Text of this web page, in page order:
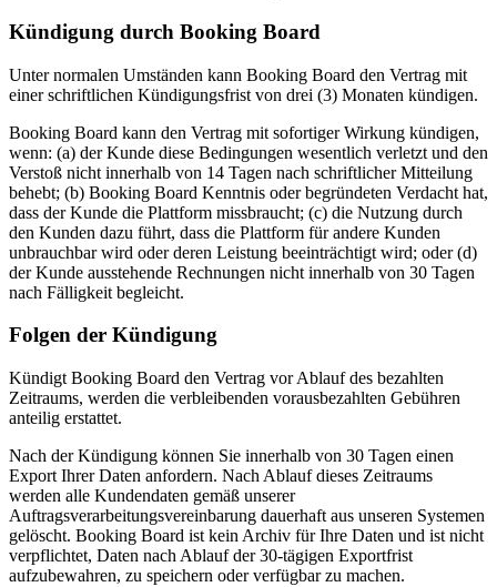
Kündigung durch Booking Board
Unter normalen Umständen kann Booking Board den Vertrag mit
einer schriftlichen Kündigungsfrist von drei (3) Monaten kündigen.
Booking Board kann den Vertrag mit sofortiger Wirkung kündigen,
wenn: (a) der Kunde diese Bedingungen wesentlich verletzt und den
Verstoß nicht innerhalb von 14 Tagen nach schriftlicher Mitteilung
behebt; (b) Booking Board Kenntnis oder begründeten Verdacht hat,
dass der Kunde die Plattform missbraucht; (c) die Nutzung durch
den Kunden dazu führt, dass die Plattform für andere Kunden
unbrauchbar wird oder deren Leistung beeinträchtigt wird; oder (d)
der Kunde ausstehende Rechnungen nicht innerhalb von 30 Tagen
nach Fälligkeit begleicht.
Folgen der Kündigung
Kündigt Booking Board den Vertrag vor Ablauf des bezahlten
Zeitraums, werden die verbleibenden vorausbezahlten Gebühren
anteilig erstattet.
Nach der Kündigung können Sie innerhalb von 30 Tagen einen
Export Ihrer Daten anfordern. Nach Ablauf dieses Zeitraums
werden alle Kundendaten gemäß unserer
Auftragsverarbeitungsvereinbarung dauerhaft aus unseren Systemen
gelöscht. Booking Board ist kein Archiv für Ihre Daten und ist nicht
verpflichtet, Daten nach Ablauf der 30-tägigen Exportfrist
aufzubewahren, zu speichern oder verfügbar zu machen.